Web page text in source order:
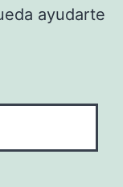
ayudarte